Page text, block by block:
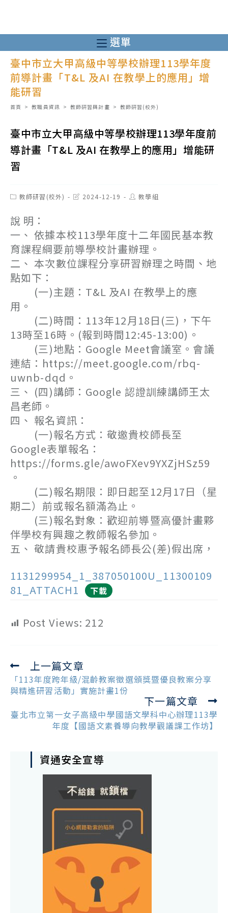
至
主
選單
臺中市立大甲高級中等學校辦理113學年度
前導計畫「T&L 及AI 在教學上的應用」增
能研習
首頁 > 教職員資訊 > 教師研習與計畫 > 教師研習(校外)
臺中市立大甲高級中等學校辦理113學年度前
導計畫「T&L 及AI 在教學上的應用」增能研
習
Post教師研習(校外)
Post2024-12-19
Post教學組
說 明：
一、 依據本校113學年度十二年國民基本教
育課程綱要前導學校計畫辦理。
二、 本次數位課程分享研習辦理之時間、地
點如下：
(一)主題：T&L 及AI 在教學上的應
用。
(二)時間：113年12月18日(三)，下午
13時至16時。(報到時間12:45-13:00)。
(三)地點：Google Meet會議室。會議
連結：https://meet.google.com/rbq-
uwnb-dqd。
三、 (四)講師：Google 認證訓練講師王太
昌老師。
四、 報名資訊：
(一)報名方式：敬邀貴校師長至
Google表單報名：
https://forms.gle/awoFXev9YXZjHSz59
。
(二)報名期限：即日起至12月17日（星
期二）前或報名額滿為止。
(三)報名對象：歡迎前導暨高優計畫夥
伴學校有興趣之教師報名參加。
五、 敬請貴校惠予報名師長公(差)假出席，
1131299954_1_387050100U_11300109
81_ATTACH1
下載
Post Views: 212
Read
more
articles
上一篇文章
「113年度跨年級/混齡教案徵選頒獎暨優良教案分享
與精進研習活動」實施計畫1份
下一篇文章
臺北市立第一女子高級中學國語文學科中心辦理113學
年度【國語文素養導向教學觀議課工作坊】
資通安全宣導